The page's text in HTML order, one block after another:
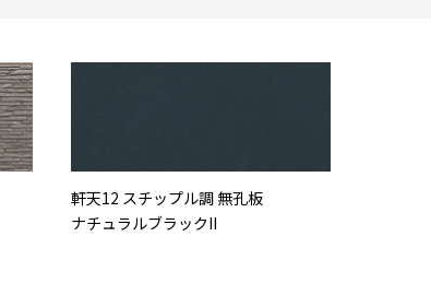
軒天12 スチップル調 無孔板
ナチュラルブラックII